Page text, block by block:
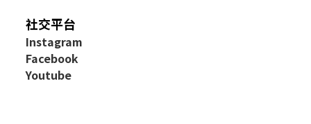
社交平台
Instagram
Facebook
Youtube